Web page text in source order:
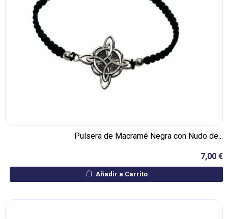
Pulsera de Macramé Negra con Nudo de...
7,00 €
Añadir a Carrito